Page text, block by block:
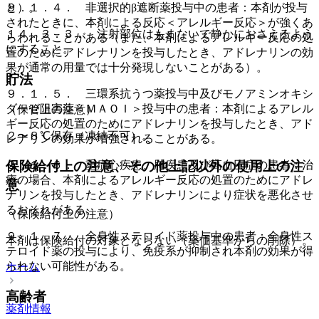
と）。
１４．３．３． 注射部位はもまないで静かにおさえるよう
にすること。
貯法
（保管上の注意）
２〜８℃保存（凍結不可）。
保険給付上の注意、その他上記以外の使用上の注
意
（保険給付上の注意）
本剤は保険給付の対象とならない（薬価基準からの削除）。
ホーム
薬剤情報
９．１．４． 非選択的β遮断薬投与中の患者：本剤が投与
されたときに、本剤による反応＜アレルギー反応＞が強くあ
らわれることがある（また、本剤によるアレルギー反応の処
置のためにアドレナリンを投与したとき、アドレナリンの効
果が通常の用量では十分発現しないことがある）。
９．１．５． 三環系抗うつ薬投与中及びモノアミンオキシ
ダーゼ阻害薬＜ＭＡＯＩ＞投与中の患者：本剤によるアレル
ギー反応の処置のためにアドレナリンを投与したとき、アド
レナリンの効果が増強されることがある。
９．１．６． 重症心疾患、肺疾患及び高血圧症の患者：治
療の場合、本剤によるアレルギー反応の処置のためにアドレ
ナリンを投与したとき、アドレナリンにより症状を悪化させ
るおそれがある。
９．１．７． 全身性ステロイド薬投与中の患者：全身性ス
テロイド薬の投与により、免疫系が抑制され本剤の効果が得
られない可能性がある。
高齢者